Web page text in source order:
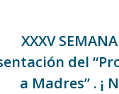
XXXV
del
a Madres” . ¡